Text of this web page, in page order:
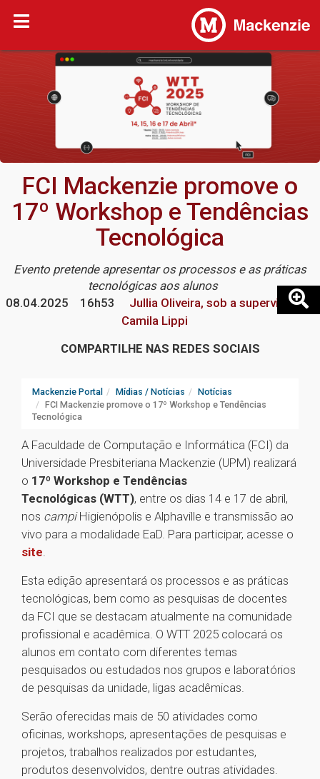
FCI Mackenzie promove o
17º Workshop e Tendências
Tecnológica
Evento pretende apresentar os processos e as práticas
tecnológicas aos alunos
08.04.2025
16h53
Jullia Oliveira, sob a supervisão de
Camila Lippi
COMPARTILHE NAS REDES SOCIAIS
Mackenzie Portal Mídias / Notícias
Notícias
FCI Mackenzie promove o 17º Workshop e Tendências
Tecnológica
A Faculdade de Computação e Informática (FCI) da
Universidade Presbiteriana Mackenzie (UPM) realizará
o 17º Workshop e Tendências
Tecnológicas (WTT), entre os dias 14 e 17 de abril,
nos campiHigienópolis e Alphaville e transmissão ao
vivo para a modalidade EaD. Para participar, acesse o
site.
Esta edição apresentará os processos e as práticas
tecnológicas, bem como as pesquisas de docentes
da FCI que se destacam atualmente na comunidade
profissional e acadêmica. O WTT 2025 colocará os
alunos em contato com diferentes temas
pesquisados ou estudados nos grupos e laboratórios
de pesquisas da unidade, ligas acadêmicas.
Serão oferecidas mais de 50 atividades como
oficinas, workshops, apresentações de pesquisas e
projetos, trabalhos realizados por estudantes,
produtos desenvolvidos, dentre outras atividades.